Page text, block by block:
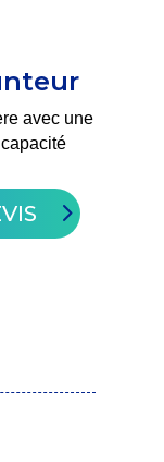
avec une